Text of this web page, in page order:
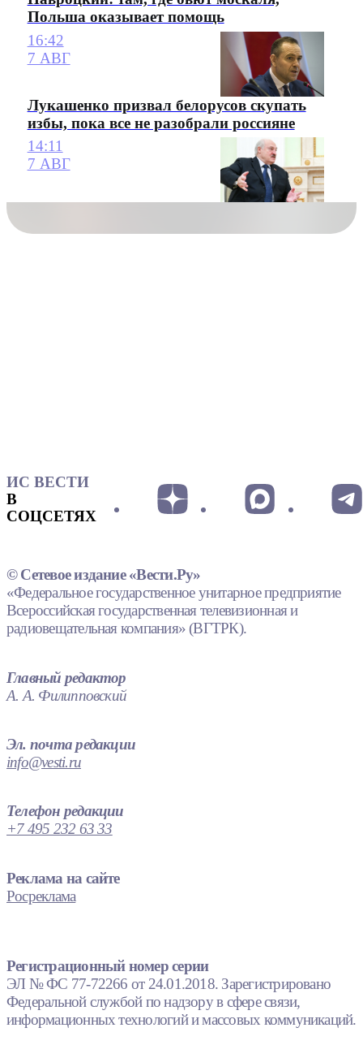
Польша оказывает помощь
16:42
7 АВГ
Лукашенко призвал белорусов скупать
избы, пока все не разобрали россияне
14:11
7 АВГ
ИС ВЕСТИ
В
СОЦСЕТЯХ
© Сетевое издание «Вести.Ру»
«Федеральное государственное унитарное предприятие
Всероссийская государственная телевизионная и
радиовещательная компания» (ВГТРК).
Главный редактор
А. А. Филипповский
Эл. почта редакции
info@vesti.ru
Телефон редакции
+7 495 232 63 33
Реклама на сайте
Росреклама
Регистрационный номер серии
ЭЛ № ФС 77-72266 от 24.01.2018. Зарегистрировано
Федеральной службой по надзору в сфере связи,
информационных технологий и массовых коммуникаций.